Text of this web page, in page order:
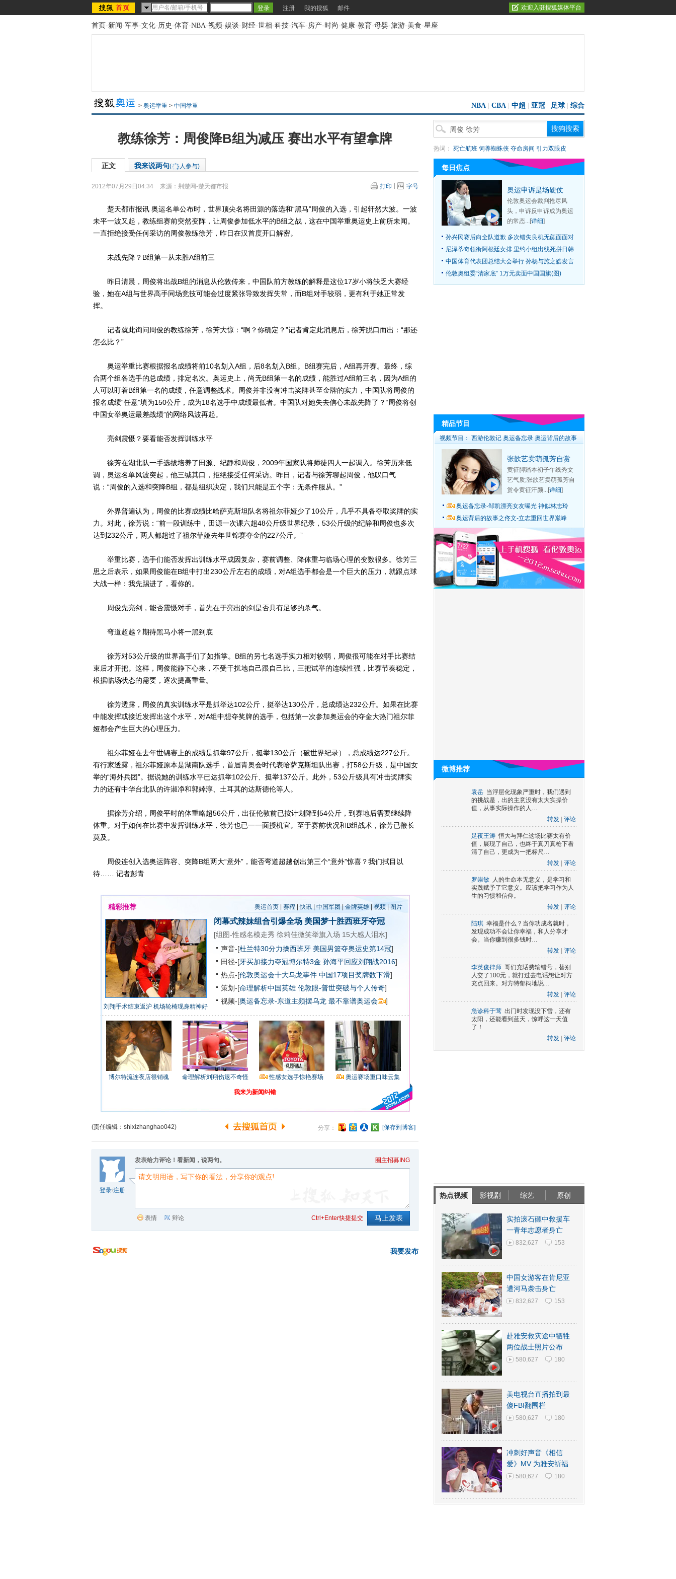
注册 我的搜狐 邮件 欢迎入驻搜狐媒体平台
首页-新闻-军事-文化-历史-体育-NBA-视频-娱谈-财经-世相-科技-汽车-房产-时尚-健康-教育-母婴-旅游-美食-星座
> 奥运举重 > 中国举重 NBA CBA 中超 亚冠 足球| 综合
教练徐芳：周俊降B组为减压 赛出水平有望拿牌
正文 我来说两句( 人参与)
2012年07月29日04:34 来源： 荆楚网-楚天都市报 打印 字号
楚天都市报讯 奥运名单公布时，世界顶尖名将田源的落选和“黑马”周俊的入选，引起轩然大波。一波
未平一波又起，教练组赛前突然变阵，让周俊参加低水平的B组之战，这在中国举重奥运史上前所未闻。
一直拒绝接受任何采访的周俊教练徐芳，昨日在汉首度开口解密。
未战先降？B组第一从未胜A组前三
昨日清晨，周俊将出战B组的消息从伦敦传来，中国队前方教练的解释是这位17岁小将缺乏大赛经
验，她在A组与世界高手同场竞技可能会过度紧张导致发挥失常，而B组对手较弱，更有利于她正常发
挥。
记者就此询问周俊的教练徐芳，徐芳大惊：“啊？你确定？”记者肯定此消息后，徐芳脱口而出：“那还
怎么比？”
奥运举重比赛根据报名成绩将前10名划入A组，后8名划入B组。B组赛完后，A组再开赛。最终，综
合两个组各选手的总成绩，排定名次。奥运史上，尚无B组第一名的成绩，能胜过A组前三名，因为A组的
人可以盯着B组第一名的成绩，任意调整战术。周俊并非没有冲击奖牌甚至金牌的实力，中国队将周俊的
报名成绩“任意”填为150公斤，成为18名选手中成绩最低者。中国队对她失去信心未战先降了？“周俊将创
中国女举奥运最差战绩”的网络风波再起。
亮剑震慑？要看能否发挥训练水平
徐芳在湖北队一手选拔培养了田源、纪静和周俊，2009年国家队将师徒四人一起调入。徐芳历来低
调，奥运名单风波突起，他三缄其口，拒绝接受任何采访。昨日，记者与徐芳聊起周俊，他叹口气
说：“周俊的入选和突降B组，都是组织决定，我们只能是五个字：无条件服从。”
外界普遍认为，周俊的比赛成绩比哈萨克斯坦队名将祖尔菲娅少了10公斤，几乎不具备夺取奖牌的实
力。对此，徐芳说：“前一段训练中，田源一次课六超48公斤级世界纪录，53公斤级的纪静和周俊也多次
达到232公斤，两人都超过了祖尔菲娅去年世锦赛夺金的227公斤。”
举重比赛，选手们能否发挥出训练水平成因复杂，赛前调整、降体重与临场心理的变数很多。徐芳三
思之后表示，如果周俊能在B组中打出230公斤左右的成绩，对A组选手都会是一个巨大的压力，就跟点球
大战一样：我先踢进了，看你的。
周俊先亮剑，能否震慑对手，首先在于亮出的剑是否具有足够的杀气。
弯道超越？期待黑马小将一黑到底
徐芳对53公斤级的世界高手们了如指掌。B组的另七名选手实力相对较弱，周俊很可能在对手比赛结
束后才开把。这样，周俊能静下心来，不受干扰地自己跟自己比，三把试举的连续性强，比赛节奏稳定，
根据临场状态的需要，逐次提高重量。
徐芳透露，周俊的真实训练水平是抓举达102公斤，挺举达130公斤，总成绩达232公斤。如果在比赛
中能发挥或接近发挥出这个水平，对A组中想夺奖牌的选手，包括第一次参加奥运会的夺金大热门祖尔菲
娅都会产生巨大的心理压力。
祖尔菲娅在去年世锦赛上的成绩是抓举97公斤，挺举130公斤（破世界纪录），总成绩达227公斤。
有行家透露，祖尔菲娅原本是湖南队选手，首届青奥会时代表哈萨克斯坦队出赛，打58公斤级，是中国女
举的“海外兵团”。据说她的训练水平已达抓举102公斤、挺举137公斤。此外，53公斤级具有冲击奖牌实
力的还有中华台北队的许淑净和郭婞淳、土耳其的达斯德伦等人。
据徐芳介绍，周俊平时的体重略超56公斤，出征伦敦前已按计划降到54公斤，到赛地后需要继续降
体重。对于如何在比赛中发挥训练水平，徐芳也已一一面授机宜。至于赛前状况和B组战术，徐芳已鞭长
莫及。
周俊连创入选奥运阵容、突降B组两大“意外”，能否弯道超越创出第三个“意外”惊喜？我们拭目以
待…… 记者彭青
精彩推荐 奥运首页| 赛程 |快讯| 中国军团| 金牌英雄| 视频| 图片
刘翔手术结束返沪 机场轮椅现身精神好
闭幕式辣妹组合引爆全场 美国梦十胜西班牙夺冠
[组图-性感名模走秀 徐莉佳微笑举旗入场 15大感人泪水]
声音-[杜兰特30分力擒西班牙 美国男篮夺奥运史第14冠]
田径-[牙买加接力夺冠博尔特3金 孙海平回应刘翔战2016]
热点-[伦敦奥运会十大乌龙事件 中国17项目奖牌数下滑]
策划-[命理解析中国英雄 伦敦眼-普世突破与个人传奇]
视频-[奥运备忘录-东道主频摆乌龙 最不靠谱奥运会 ]
博尔特流连夜店很销魂 命理解析刘翔伤退不奇怪 性感女选手惊艳赛场 奥运赛场重口味云集
我来为新闻纠错
(责任编辑：shixizhanghao042) 分享： [保存到博客]
登录/注册
发表给力评论！看新闻，说两句。 圈主招募ING
表情 辩论 Ctrl+Enter快捷提交
我要发布
热词： 死亡航班 饲养蜘蛛侠 夺命房间 引力双眼皮
每日焦点
奥运申诉是场硬仗
伦敦奥运会裁判抢尽风
头，申诉反申诉成为奥运
的常态...[详细]
孙兴民赛后向全队道歉 多次错失良机无颜面面对
尼泽蒂奇领衔阿根廷女排 里约小组出线死拼日韩
中国体育代表团总结大会举行 孙杨与施之皓发言
伦敦奥组委“清家底” 1万元卖面中国国旗(图)
精品节目
视频节目： 西游伦敦记 奥运备忘录 奥运背后的故事
张歆艺卖萌孤芳自赏
黄征脚踏本初子午线秀文
艺气质;张歆艺卖萌孤芳自
赏令黄征汗颜...[详细]
奥运备忘录-邹凯漂亮女友曝光 神似林志玲
奥运背后的故事之佟文-立志重回世界巅峰
微博推荐
袁岳 当浮层化现象严重时，我们遇到
的挑战是，出的主意没有太大实操价
值，从事实际操作的人…
转发
评论
足夜王涛 恒大与拜仁这场比赛太有价
值，展现了自己，也终于真刀真枪下看
清了自己，更成为一把标尺…
转发
评论
罗崇敏 人的生命本无意义，是学习和
实践赋予了它意义。应该把学习作为人
生的习惯和信仰。
转发
评论
陆琪 幸福是什么？当你功成名就时，
发现成功不会让你幸福，和人分享才
会。当你赚到很多钱时…
转发
评论
李英俊律师 哥们充话费输错号，替别
人交了100元，就打过去电话想让对方
充点回来。对方特郁闷地说…
转发
评论
急诊科于莺 出门时发现没下雪，还有
太阳，还能看到蓝天，惊呼这一天值
了！
转发
评论
热点视频 影视剧 综艺 原创
实拍滚石砸中救援车
一青年志愿者身亡
832,627 153
中国女游客在肯尼亚
遭河马袭击身亡
832,627 153
赴雅安救灾途中牺牲
两位战士照片公布
580,627 180
美电视台直播拍到最
傻FBI翻围栏
580,627 180
冲刺好声音《相信
爱》MV 为雅安祈福
580,627 180